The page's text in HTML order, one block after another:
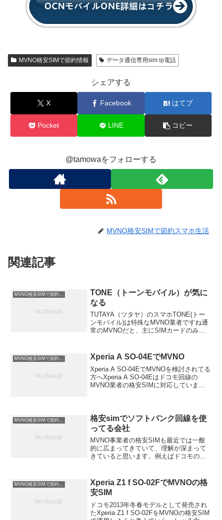
MVNO格安SIMで節約情報 データ通信専用sim ip電話
シェアする
X Facebook はてブ
Pocket LINE コピー
@tamowaをフォローする
MVNO格安SIMで節約スマホ生活
関連記事
MVNO格安SIMで節約情報
TONE（トーンモバイル）が気に
なる
TUTAYA（ツタヤ）のスマホTONE(トー
ンモバイル)は特殊なMVNO業者ですね通
常のMVNOだと、主にSIMカードのみの
で用意するか、もしくは他社のSIMフリ
ー端末...
MVNO格安SIMで節約情報 Xperia A SO-04EでMVNO
Xperia A SO-04EでMVNOを検討されてる
方へXperia A SO-04Eはドコモ回線の
MVNO業者の格安SIMに対応していま
MVNO格安SIMで節約情報
格安simでソフトバンク回線を使
ってる会社
MVNO事業者の格安SIMも最近では一般
的に広まってきていて、理解が深まって
きていると思います。例えばドコモの回
末なら使えます。同じようにauを現在お
使いの方も、...
MVNO格安SIMで節約情報
Xperia Z1 f SO-02FでMVNOの格
安SIM
ドコモ2013年冬春モデルとして発売され
たXperia Z1 f SO-02FをMVNOの格安SIM